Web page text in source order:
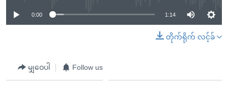
0:00 1:14
တိုက်ရိုက် လင့်ခ်
မျှဝေပါ Follow us